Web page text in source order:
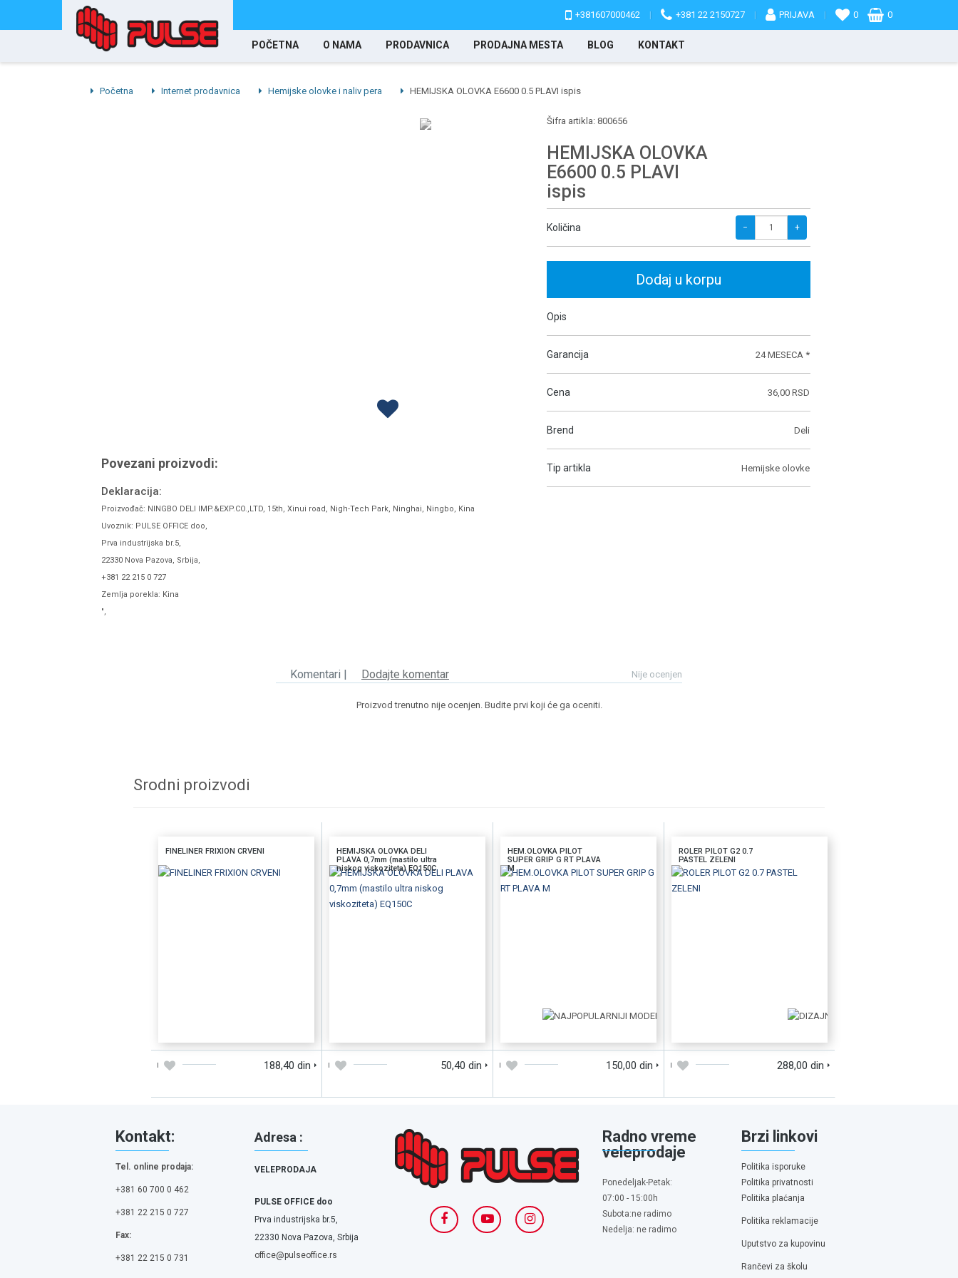
+381607000462 | +381 22 2150727 | PRIJAVA | 0 0
POČETNA O NAMA PRODAVNICA PRODAJNA MESTA BLOG KONTAKT
Početna Internet prodavnica Hemijske olovke i naliv pera HEMIJSKA OLOVKA E6600 0.5 PLAVI ispis
Povezani proizvodi:
Deklaracija:
Proizvođač: NINGBO DELI IMP.&EXP.CO.,LTD, 15th, Xinui road, Nigh-Tech Park, Ninghai, Ningbo, Kina
Uvoznik: PULSE OFFICE doo,
Prva industrijska br.5,
22330 Nova Pazova, Srbija,
+381 22 215 0 727
Zemlja porekla: Kina
",
Šifra artikla: 800656
HEMIJSKA OLOVKA
E6600 0.5 PLAVI
ispis
Količina − +
Dodaj u korpu
Opis
Garancija 24 MESECA *
Cena 36,00 RSD
Brend Deli
Tip artikla Hemijske olovke
Nije ocenjen
Komentari | Dodajte komentar
Proizvod trenutno nije ocenjen. Budite prvi koji će ga oceniti.
Srodni proizvodi
FINELINER FRIXION CRVENI
188,40 din
HEMIJSKA OLOVKA DELI
PLAVA 0,7mm (mastilo ultra
niskog viskoziteta) EQ150C
50,40 din
HEM.OLOVKA PILOT
SUPER GRIP G RT PLAVA
M
150,00 din
ROLER PILOT G2 0.7
PASTEL ZELENI
288,00 din
Kontakt:
Tel. online prodaja:
+381 60 700 0 462
+381 22 215 0 727
Fax:
+381 22 215 0 731
Adresa :
VELEPRODAJA
PULSE OFFICE doo
Prva industrijska br.5,
22330 Nova Pazova, Srbija
office@pulseoffice.rs
Radno vreme
veleprodaje
Ponedeljak-Petak:
07:00 - 15:00h
Subota:ne radimo
Nedelja: ne radimo
Brzi linkovi
Politika isporuke
Politika privatnosti
Politika plaćanja
Politika reklamacije
Uputstvo za kupovinu
Rančevi za školu